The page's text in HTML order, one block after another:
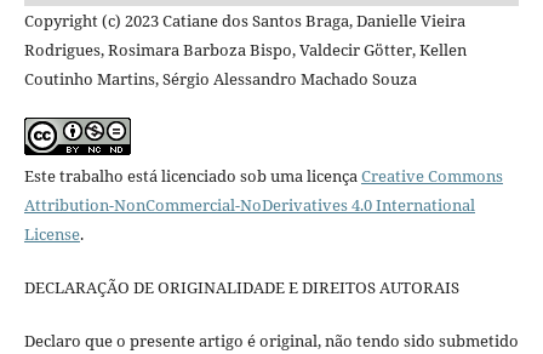
Copyright (c) 2023 Catiane dos Santos Braga, Danielle Vieira
Rodrigues, Rosimara Barboza Bispo, Valdecir Götter, Kellen
Coutinho Martins, Sérgio Alessandro Machado Souza
Este trabalho está licenciado sob uma licençaCreative Commons
Attribution-NonCommercial-NoDerivatives 4.0 International
License.
DECLARAÇÃO DE ORIGINALIDADE E DIREITOS AUTORAIS
Declaro que o presente artigo é original, não tendo sido submetido